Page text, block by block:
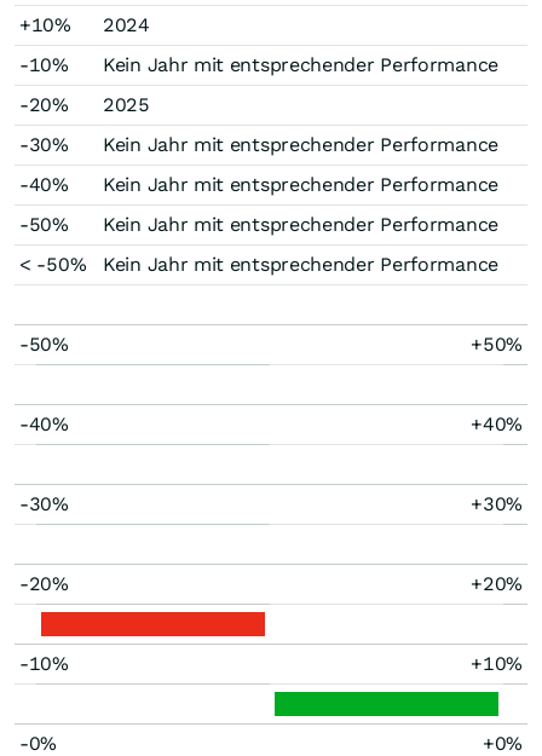
+10%
2024
-10%
Kein Jahr mit entsprechender Performance
-20%
2025
-30%
Kein Jahr mit entsprechender Performance
-40%
Kein Jahr mit entsprechender Performance
-50%
Kein Jahr mit entsprechender Performance
< -50%
Kein Jahr mit entsprechender Performance
-50% +50%
-40% +40%
-30% +30%
-20% +20%
-10% +10%
-0% +0%